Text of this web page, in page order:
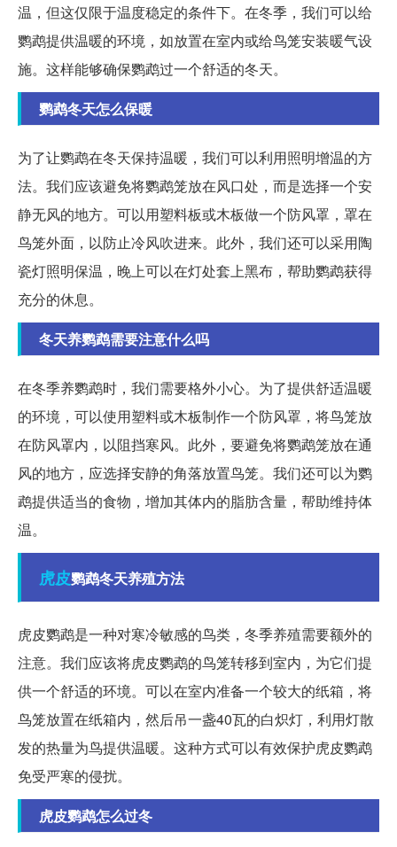
温，但这仅限于温度稳定的条件下。在冬季，我们可以给
鹦鹉提供温暖的环境，如放置在室内或给鸟笼安装暖气设
施。这样能够确保鹦鹉过一个舒适的冬天。
鹦鹉冬天怎么保暖
为了让鹦鹉在冬天保持温暖，我们可以利用照明增温的方
法。我们应该避免将鹦鹉笼放在风口处，而是选择一个安
静无风的地方。可以用塑料板或木板做一个防风罩，罩在
鸟笼外面，以防止冷风吹进来。此外，我们还可以采用陶
瓷灯照明保温，晚上可以在灯处套上黑布，帮助鹦鹉获得
充分的休息。
冬天养鹦鹉需要注意什么吗
在冬季养鹦鹉时，我们需要格外小心。为了提供舒适温暖
的环境，可以使用塑料或木板制作一个防风罩，将鸟笼放
在防风罩内，以阻挡寒风。此外，要避免将鹦鹉笼放在通
风的地方，应选择安静的角落放置鸟笼。我们还可以为鹦
鹉提供适当的食物，增加其体内的脂肪含量，帮助维持体
温。
虎皮鹦鹉冬天养殖方法
虎皮鹦鹉是一种对寒冷敏感的鸟类，冬季养殖需要额外的
注意。我们应该将虎皮鹦鹉的鸟笼转移到室内，为它们提
供一个舒适的环境。可以在室内准备一个较大的纸箱，将
鸟笼放置在纸箱内，然后吊一盏40瓦的白炽灯，利用灯散
发的热量为鸟提供温暖。这种方式可以有效保护虎皮鹦鹉
免受严寒的侵扰。
虎皮鹦鹉怎么过冬